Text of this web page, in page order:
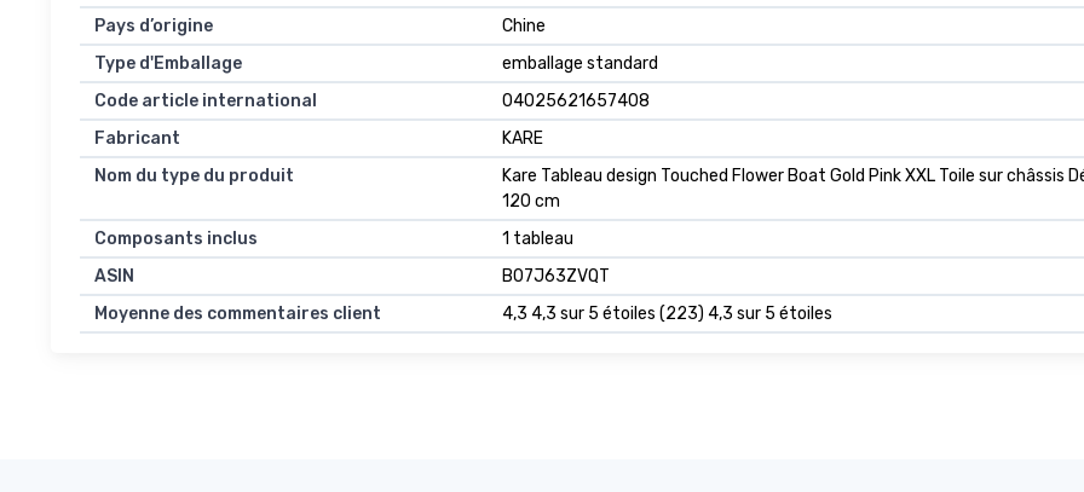
Pays d’origine
Chine
Type d'Emballage
emballage standard
Code article international
04025621657408
Fabricant
KARE
Nom du type du produit
Kare Tableau design Touched Flower Boat Gold Pink XXL Toile sur
120 cm
Composants inclus
1 tableau
ASIN
B07J63ZVQT
Moyenne des commentaires client
4,3 4,3 sur 5 étoiles (223) 4,3 sur 5 étoiles